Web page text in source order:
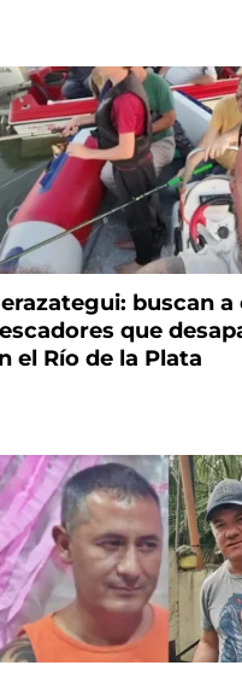
buscan a
que
el Río de la Plata